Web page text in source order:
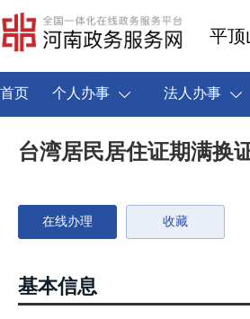
首页 个人办事 法人办事
台湾居民居住证期满换
在线办理 收藏
基本信息